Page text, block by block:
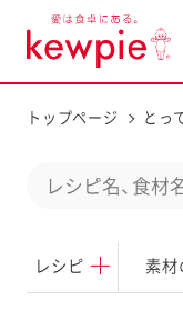
トップページ とっ
レシピ 素材
d